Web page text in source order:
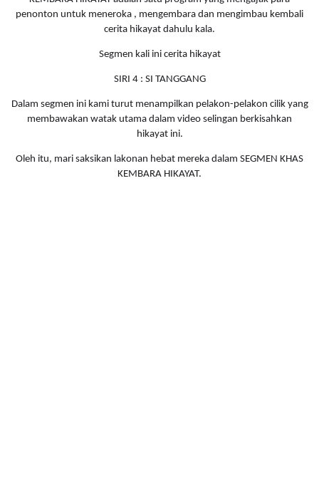
penonton untuk meneroka , mengembara dan mengimbau kembali
cerita hikayat dahulu kala.
Segmen kali ini cerita hikayat
SIRI 4 : SI TANGGANG
Dalam segmen ini kami turut menampilkan pelakon-pelakon cilik yang
membawakan watak utama dalam video selingan berkisahkan
hikayat ini.
Oleh itu, mari saksikan lakonan hebat mereka dalam SEGMEN KHAS
KEMBARA HIKAYAT.